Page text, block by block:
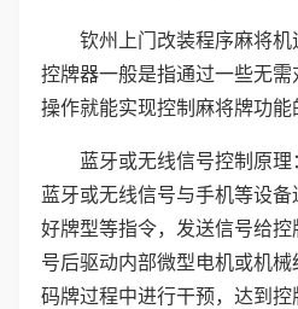
钦州上门改装程序麻将
控牌器一般是指通过一些无
操作就能实现控制麻将牌功能
蓝牙或无线信号控制原
蓝牙或无线信号与手机等设
好牌型等指令，发送信号给
号后驱动内部微型电机或机械
码牌过程中进行干预，达到控